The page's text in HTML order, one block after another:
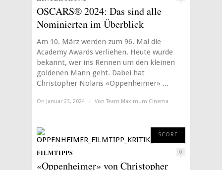
OSCARS® 2024: Das sind alle
Nominierten im Überblick
Am 10. März werden zum 96. Mal die
Academy Awards verliehen. Heute wurde
bekannt, wer ins Rennen um den kleinen
goldenen Mann geht. Dabei hat
Christopher Nolans «Oppenheimer» ...
On Januar 23, 2024 / VonTeam Maximum Cinema
SCORE
FILMTIPPS 0
«Oppenheimer» von Christopher